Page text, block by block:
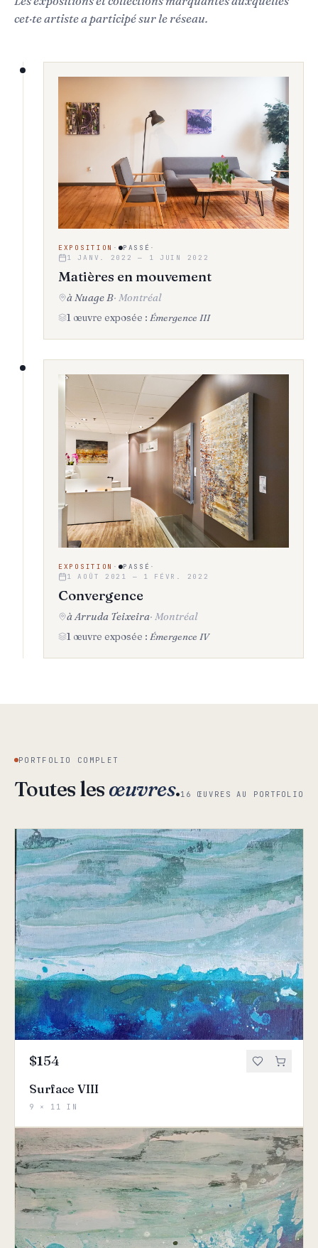
cet·te artiste a participé sur le réseau.
EXPOSITION · PASSÉ ·
1 JANV. 2022 — 1 JUIN 2022
Matières en mouvement
à Nuage B· Montréal
1 œuvre exposée : Émergence III
EXPOSITION · PASSÉ ·
1 AOÛT 2021 — 1 FÉVR. 2022
Convergence
à Arruda Teixeira· Montréal
1 œuvre exposée : Émergence IV
PORTFOLIO COMPLET
Toutes lesœuvres.16 ŒUVRES AU PORTFOLIO
$154
Surface VIII
9 × 11 IN